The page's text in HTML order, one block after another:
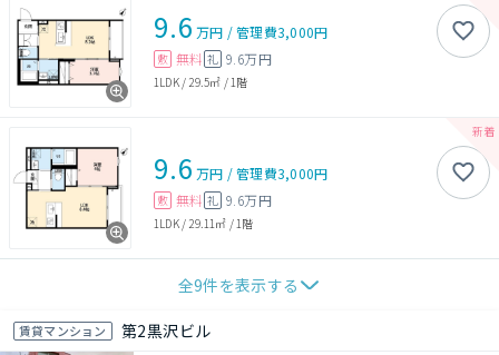
9.6 万円 /管理費3,000円
敷 無料 礼 9.6万円
1LDK/ 29.5㎡ / 1階
9.6 万円 /管理費3,000円
敷 無料 礼 9.6万円
1LDK/ 29.11㎡ / 1階
全9件を表示する
賃貸マンション 第2黒沢ビル